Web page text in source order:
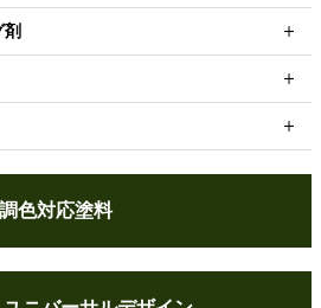
剤
調色対応塗料